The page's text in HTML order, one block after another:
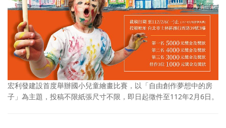
宏利發建設首度舉辦國小兒童繪畫比賽，以「自由創作夢想中的房
子」為主題，投稿不限紙張尺寸不限，即日起徵件至112年2月6日。